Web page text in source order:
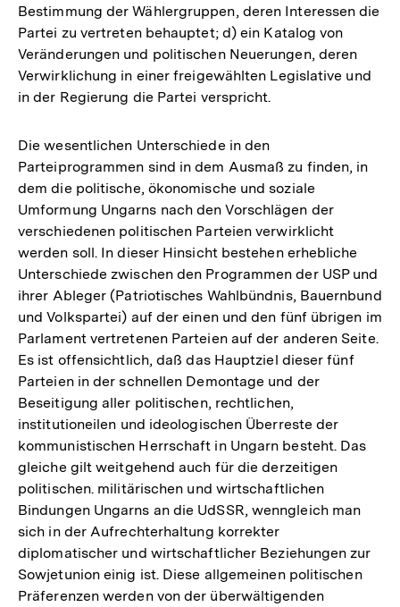
Bestimmung der Wählergruppen, deren Interessen die
Partei zu vertreten behauptet; d) ein Katalog von
Veränderungen und politischen Neuerungen, deren
Verwirklichung in einer freigewählten Legislative und
in der Regierung die Partei verspricht.
Die wesentlichen Unterschiede in den
Parteiprogrammen sind in dem Ausmaß zu finden, in
dem die politische, ökonomische und soziale
Umformung Ungarns nach den Vorschlägen der
verschiedenen politischen Parteien verwirklicht
werden soll. In dieser Hinsicht bestehen erhebliche
Unterschiede zwischen den Programmen der USP und
ihrer Ableger (Patriotisches Wahlbündnis, Bauernbund
und Volkspartei) auf der einen und den fünf übrigen im
Parlament vertretenen Parteien auf der anderen Seite.
Es ist offensichtlich, daß das Hauptziel dieser fünf
Parteien in der schnellen Demontage und der
Beseitigung aller politischen, rechtlichen,
institutioneilen und ideologischen Überreste der
kommunistischen Herrschaft in Ungarn besteht. Das
gleiche gilt weitgehend auch für die derzeitigen
politischen. militärischen und wirtschaftlichen
Bindungen Ungarns an die UdSSR, wenngleich man
sich in der Aufrechterhaltung korrekter
diplomatischer und wirtschaftlicher Beziehungen zur
Sowjetunion einig ist. Diese allgemeinen politischen
Präferenzen werden von der überwältigenden